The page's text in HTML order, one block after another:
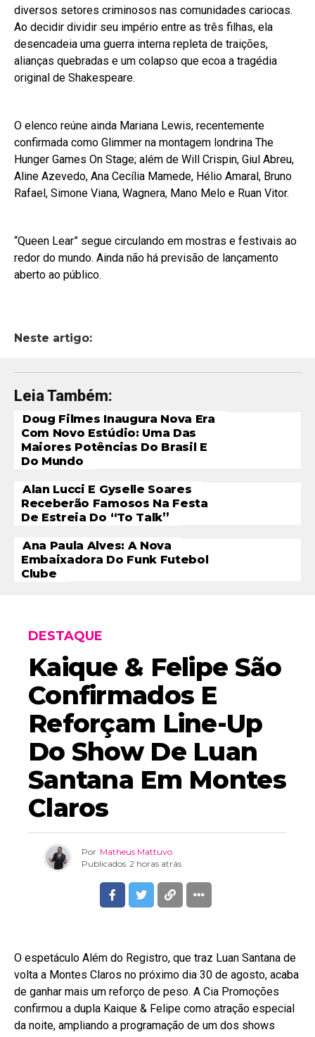
diversos setores criminosos nas comunidades cariocas.
Ao decidir dividir seu império entre as três filhas, ela
desencadeia uma guerra interna repleta de traições,
alianças quebradas e um colapso que ecoa a tragédia
original de Shakespeare.
O elenco reúne ainda Mariana Lewis, recentemente
confirmada como Glimmer na montagem londrina The
Hunger Games On Stage; além de Will Crispin, Giul Abreu,
Aline Azevedo, Ana Cecília Mamede, Hélio Amaral, Bruno
Rafael, Simone Viana, Wagnera, Mano Melo e Ruan Vitor.
“Queen Lear” segue circulando em mostras e festivais ao
redor do mundo. Ainda não há previsão de lançamento
aberto ao público.
Neste artigo:
Leia Também:
Doug Filmes Inaugura Nova Era
Com Novo Estúdio: Uma Das
Maiores Potências Do Brasil E
Do Mundo
Alan Lucci E Gyselle Soares
Receberão Famosos Na Festa
De Estreia Do “To Talk”
Ana Paula Alves: A Nova
Embaixadora Do Funk Futebol
Clube
DESTAQUE
Kaique & Felipe São
Confirmados E
Reforçam Line-Up
Do Show De Luan
Santana Em Montes
Claros
Por Matheus Mattuvo
Publicados 2 horas atrás
O espetáculo Além do Registro, que traz Luan Santana de
volta a Montes Claros no próximo dia 30 de agosto, acaba
de ganhar mais um reforço de peso. A Cia Promoções
confirmou a dupla Kaique & Felipe como atração especial
da noite, ampliando a programação de um dos shows